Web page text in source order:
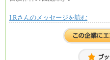
I.Rさんのメッセージを読む